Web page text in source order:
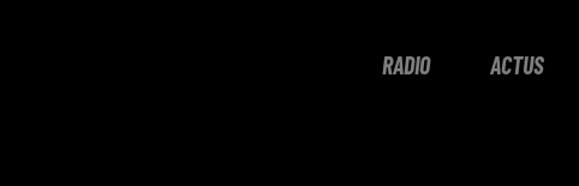
RADIO ACTUS